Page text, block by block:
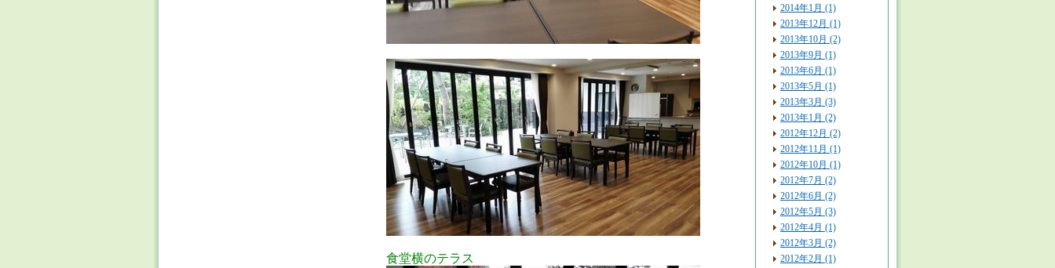
食堂横のテラス
2014年1月 (1)
2013年12月 (1)
2013年10月 (2)
2013年9月 (1)
2013年6月 (1)
2013年5月 (1)
2013年3月 (3)
2013年1月 (2)
2012年12月 (2)
2012年11月 (1)
2012年10月 (1)
2012年7月 (2)
2012年6月 (2)
2012年5月 (3)
2012年4月 (1)
2012年3月 (2)
2012年2月 (1)